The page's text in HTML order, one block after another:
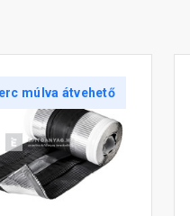
múlva átvehető